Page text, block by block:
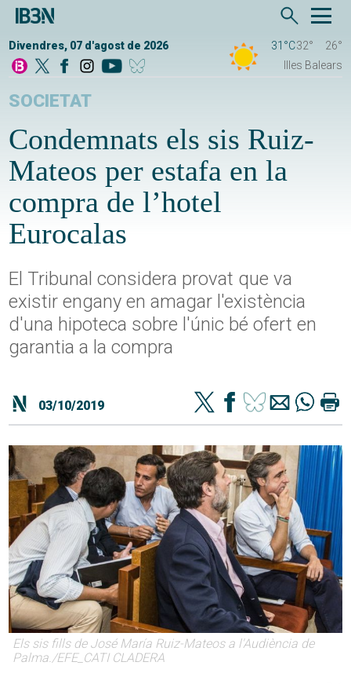
Divendres, 07 d'agost de 2026 31°C32°
26°
Illes Balears
SOCIETAT
Condemnats els sis Ruiz-
Mateos per estafa en la
compra de l’hotel
Eurocalas
El Tribunal considera provat que va
existir engany en amagar l'existència
d'una hipoteca sobre l'únic bé ofert en
garantia a la compra
03/10/2019
Els sis fills de José María Ruiz-Mateos a l'Audiència de
Palma./EFE_CATI CLADERA